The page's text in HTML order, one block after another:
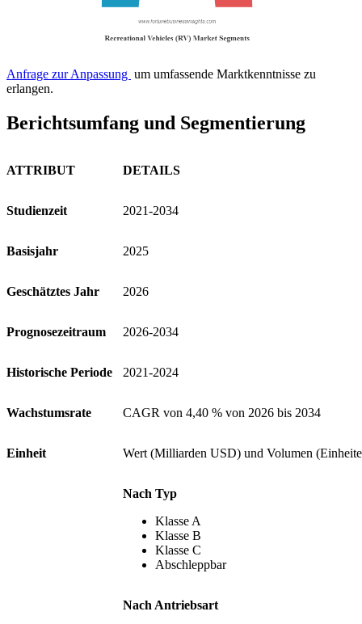
Anfrage zur Anpassung um umfassende Marktkenntnisse zu
erlangen.
Berichtsumfang und Segmentierung
ATTRIBUT DETAILS
Studienzeit 2021-2034
Basisjahr 2025
Geschätztes Jahr 2026
Prognosezeitraum 2026-2034
Historische Periode 2021-2024
Wachstumsrate CAGR von 4,40 % von 2026 bis 2034
Einheit Wert (Milliarden USD) und Volumen
Nach Typ
Klasse A
Klasse B
Klasse C
Abschleppbar
Nach Antriebsart